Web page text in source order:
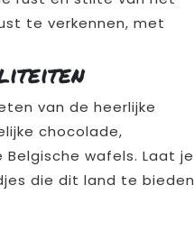
te verkennen, met
van de heerlijke
chocolade,
wafels. Laat je
die dit land te bieden